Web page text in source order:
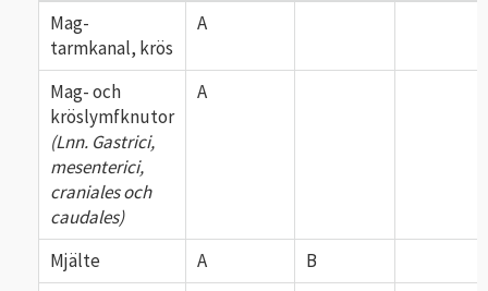
Mag-
tarmkanal, krös
A
Mag- och
kröslymfknutor
(Lnn. Gastrici,
mesenterici,
craniales och
caudales)
A
Mjälte A
B